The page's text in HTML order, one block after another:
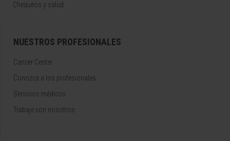
Chequeos y salud
NUESTROS PROFESIONALES
Cancer Center
Conozca a los profesionales
Servicios médicos
Trabaje con nosotros